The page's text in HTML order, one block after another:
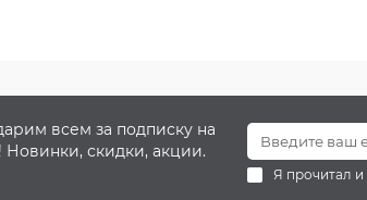
всем за подписку на
Новинки, скидки, акции.
Я прочитал и